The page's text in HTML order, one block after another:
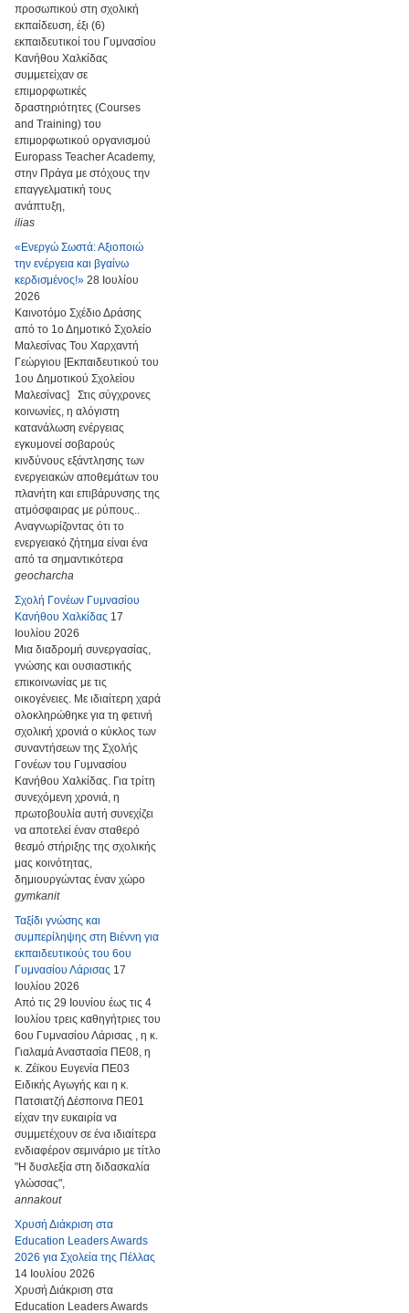
προσωπικού στη σχολική
εκπαίδευση, έξι (6)
εκπαιδευτικοί του Γυμνασίου
Κανήθου Χαλκίδας
συμμετείχαν σε
επιμορφωτικές
δραστηριότητες (Courses
and Training) του
επιμορφωτικού οργανισμού
Europass Teacher Academy,
στην Πράγα με στόχους την
επαγγελματική τους
ανάπτυξη,
ilias
«Ενεργώ Σωστά: Αξιοποιώ
την ενέργεια και βγαίνω
κερδισμένος!» 28 Ιουλίου
2026
Καινοτόμο Σχέδιο Δράσης
από το 1ο Δημοτικό Σχολείο
Μαλεσίνας Του Χαρχαντή
Γεώργιου [Εκπαιδευτικού του
1ου Δημοτικού Σχολείου
Μαλεσίνας] Στις σύγχρονες
κοινωνίες, η αλόγιστη
κατανάλωση ενέργειας
εγκυμονεί σοβαρούς
κινδύνους εξάντλησης των
ενεργειακών αποθεμάτων του
πλανήτη και επιβάρυνσης της
ατμόσφαιρας με ρύπους..
Αναγνωρίζοντας ότι το
ενεργειακό ζήτημα είναι ένα
από τα σημαντικότερα
geocharcha
Σχολή Γονέων Γυμνασίου
Κανήθου Χαλκίδας 17
Ιουλίου 2026
Μια διαδρομή συνεργασίας,
γνώσης και ουσιαστικής
επικοινωνίας με τις
οικογένειες. Με ιδιαίτερη χαρά
ολοκληρώθηκε για τη φετινή
σχολική χρονιά ο κύκλος των
συναντήσεων της Σχολής
Γονέων του Γυμνασίου
Κανήθου Χαλκίδας. Για τρίτη
συνεχόμενη χρονιά, η
πρωτοβουλία αυτή συνεχίζει
να αποτελεί έναν σταθερό
θεσμό στήριξης της σχολικής
μας κοινότητας,
δημιουργώντας έναν χώρο
gymkanit
Ταξίδι γνώσης και
συμπερίληψης στη Βιέννη για
εκπαιδευτικούς του 6ου
Γυμνασίου Λάρισας 17
Ιουλίου 2026
Από τις 29 Ιουνίου έως τις 4
Ιουλίου τρεις καθηγήτριες του
6ου Γυμνασίου Λάρισας , η κ.
Γιαλαμά Αναστασία ΠΕ08, η
κ. Ζέϊκου Ευγενία ΠΕ03
Ειδικής Αγωγής και η κ.
Πατσιατζή Δέσποινα ΠΕ01
είχαν την ευκαιρία να
συμμετέχουν σε ένα ιδιαίτερα
ενδιαφέρον σεμινάριο με τίτλο
"Η δυσλεξία στη διδασκαλία
γλώσσας",
annakout
Χρυσή Διάκριση στα
Education Leaders Awards
2026 για Σχολεία της Πέλλας
14 Ιουλίου 2026
Χρυσή Διάκριση στα
Education Leaders Awards